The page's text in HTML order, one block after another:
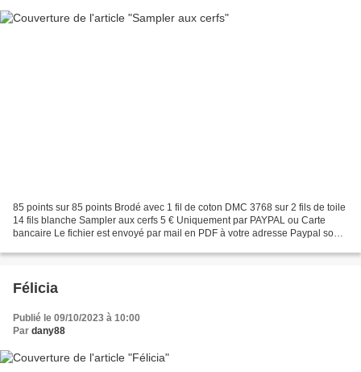
85 points sur 85 points Brodé avec 1 fil de coton DMC 3768 sur 2 fils de toile
14 fils blanche Sampler aux cerfs 5 € Uniquement par PAYPAL ou Carte
bancaire Le fichier est envoyé par mail en PDF à votre adresse Paypal sous
Félicia
Publié le 09/10/2023 à 10:00
Par dany88